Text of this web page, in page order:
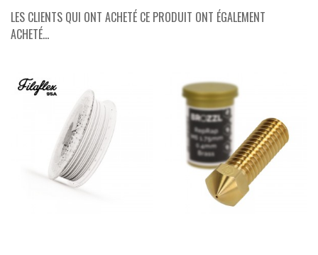
LES CLIENTS QUI ONT ACHETÉ CE PRODUIT ONT ÉGALEMENT
ACHETÉ...